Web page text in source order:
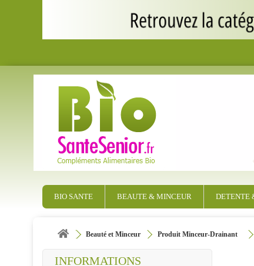
BIO SANTE BEAUTE & MINCEUR DETENTE
Beauté et Minceur Produit Minceur-Drainant
INFORMATIONS